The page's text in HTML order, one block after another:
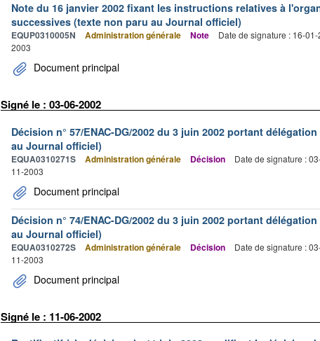
Note du 16 janvier 2002 fixant les instructions relatives à
successives (texte non paru au Journal officiel)
EQUP0310005N Administration générale Note Date de signature : 16-
2003
Document principal
Signé le : 03-06-2002
Décision n° 57/ENAC-DG/2002 du 3 juin 2002 portant
au Journal officiel)
EQUA0310271S Administration générale Décision Date de signature :
11-2003
Document principal
Décision n° 74/ENAC-DG/2002 du 3 juin 2002 portant
au Journal officiel)
EQUA0310272S Administration générale Décision Date de signature :
11-2003
Document principal
Signé le : 11-06-2002